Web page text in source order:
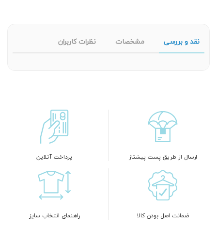
نقد و بررسی مشخصات نظرات کاربران
ارسال از طریق پست پیشتاز پرداخت آنلاین
ضمانت اصل بودن کالا راهنمای انتخاب سایز